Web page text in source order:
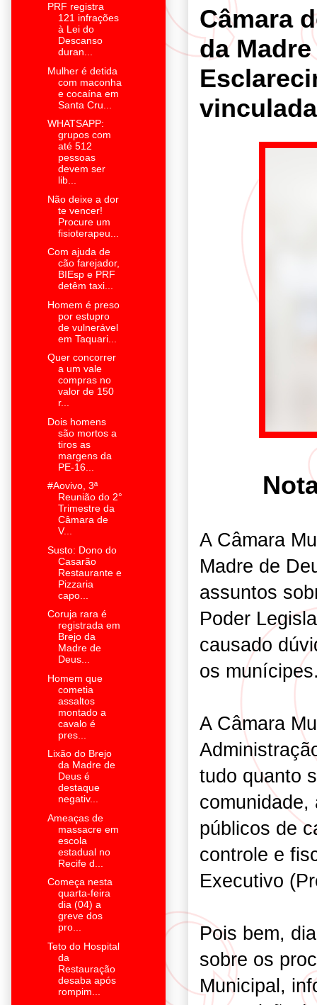
Câmara
da
A Câmara
Madre de
assuntos
Poder
causado
os
A Câmara
tudo quanto
públicos de
controle e
Executivo
Pois bem,
sobre os
Municipal,
PRF registra
121 infrações
à Lei do
Descanso
duran...
Mulher é detida
com maconha
e cocaína em
Santa Cru...
WHATSAPP:
grupos com
até 512
pessoas
devem ser
lib...
Não deixe a dor
te vencer!
Procure um
fisioterapeu...
Com ajuda de
cão farejador,
BIEsp e PRF
detêm taxi...
Homem é preso
por estupro
de vulnerável
em Taquari...
Quer concorrer
a um vale
compras no
valor de 150
r...
Dois homens
são mortos a
tiros as
margens da
PE-16...
#Aovivo, 3ª
Reunião do 2°
Trimestre da
Câmara de
V...
Susto: Dono do
Casarão
Restaurante e
Pizzaria
capo...
Coruja rara é
registrada em
Brejo da
Madre de
Deus...
Homem que
cometia
assaltos
montado a
cavalo é
pres...
Lixão do Brejo
da Madre de
Deus é
destaque
negativ...
Ameaças de
massacre em
escola
estadual no
Recife d...
Começa nesta
quarta-feira
dia (04) a
greve dos
pro...
Teto do Hospital
da
Restauração
desaba após
rompim...